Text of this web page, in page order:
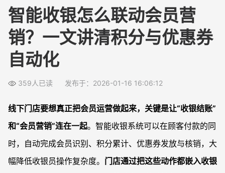
积分规则如何在收银流程中自动执行？
优惠券核销如何做到自动匹配和最优使用？
如何让消费完成后自动发券和触发营销活动？
总部数字化改造时，如何统一门店收银触发规则？
收银联动会员营销后，数据要看哪些指标才有价值？
常见问题
收银系统原本只管收钱，怎么一步步升级到支持会员积分和优惠券？
如何判断一个智能收银系统在会员营销能力上够不够用？
智能收银怎么联动会员营
销？一文讲清积分与优惠券
自动化
359人已读 发布于：2026-01-16 16:06:12
线下门店要想真正把会员运营做起来，关键是让“收银结账”
和“会员营销”连在一起。智能收银系统可以在顾客付款的同
时，自动完成会员识别、积分累计、优惠券发放与核销，大
幅降低收银员操作复杂度。 门店通过把这些动作都嵌入收银